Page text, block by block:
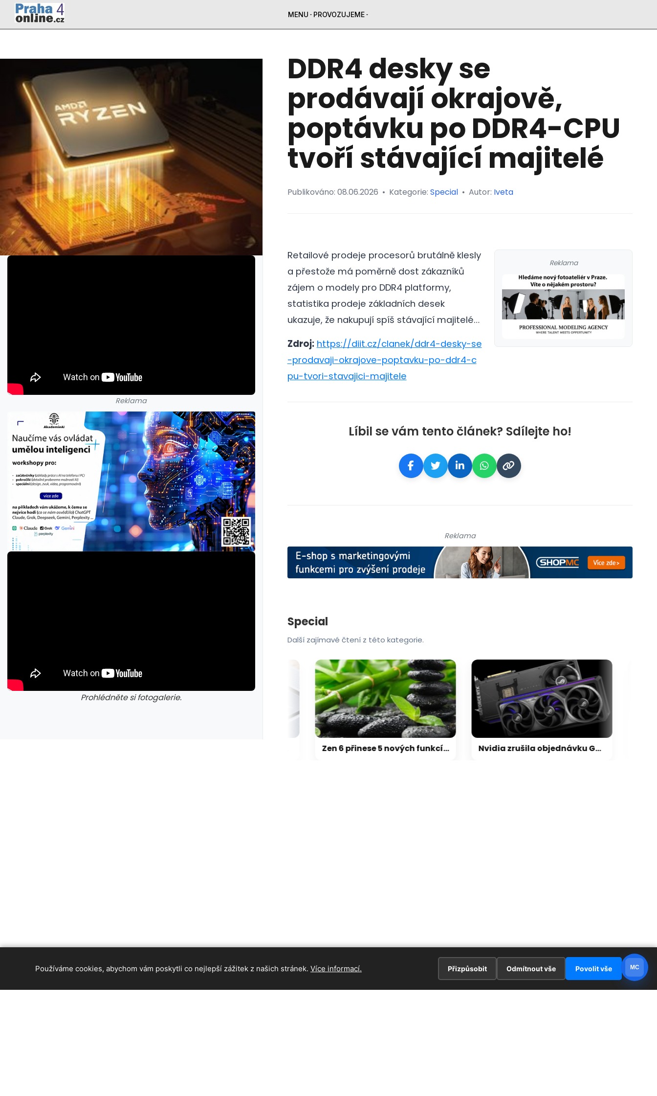
MENU PROVOZUJEME
Reklama
Prohlédněte si fotogalerie.
galerie: cviky galerie: cviky
DDR4 desky se
prodávají okrajově,
poptávku po DDR4-CPU
tvoří stávající majitelé
Publikováno: 08.06.2026 • Kategorie: Special • Autor: Iveta
Reklama
Retailové prodeje procesorů brutálně klesly
a přestože má poměrně dost zákazníků
zájem o modely pro DDR4 platformy,
statistika prodeje základních desek
ukazuje, že nakupují spíš stávající majitelé…
Zdroj: https://diit.cz/clanek/ddr4-desky-se
-prodavaji-okrajove-poptavku-po-ddr4-c
pu-tvori-stavajici-majitele
Líbil se vám tento článek? Sdílejte ho!
Reklama
Special
Další zajímavé čtení z této kategorie.
Zen 6 přinese 5 nových funkcí pro vyšší stabilitu výkonu, nejen herního Nvidia zrušila objednávku GeForce RTX 5090 za $4600, Asus ji prý dodá za $5200
Používáme cookies, abychom vám poskytli co nejlepší zážitek z našich stránek. Více informací. Přizpůsobit Odmítnout vše Povolit vše MC